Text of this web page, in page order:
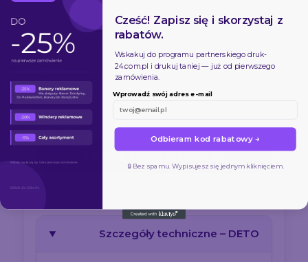
Wymiary: 175 × 190 × 80 mm
Waga: 0,319 kg
Materiał: ABS
Ładowanie: USB typu C
Gwarancja: 12 miesięcy
Szczegóły techniczne – DETO
Cześć! Zapisz się i skorzystaj z
rabatów.
Wskakuj do programu partnerskiegodruk-
24.com.pl i drukuj taniej — już od pierwszego
zamówienia.
Wprowadź swój adres e-mail
Odbieram kod rabatowy →
🔒 Bez spamu. Wypisujesz się jednym kliknięciem.